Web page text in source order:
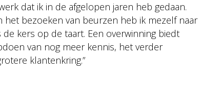
dat ik in de afgelopen jaren heb gedaan.
bezoeken van beurzen heb ik mezelf naar
kers op de taart. Een overwinning biedt
van nog meer kennis, het verder
klantenkring.”